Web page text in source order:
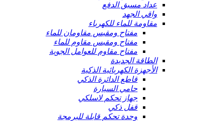
عداد مسبق الدفع
واقي الجهد
مقاومة للماء للكهرباء
مفتاح ومقبس مقاومان للماء
مفتاح ومقبس مقاوم للماء
مفتاح مقاوم للعوامل الجوية
الطاقة الجديدة
الأجهزة الكهربائية الذكية
قاطع الدائرة الذكي
حامي السيارة
جهاز تحكم لاسلكي
قفل ذكي
وحدة تحكم قابلة للبرمجة